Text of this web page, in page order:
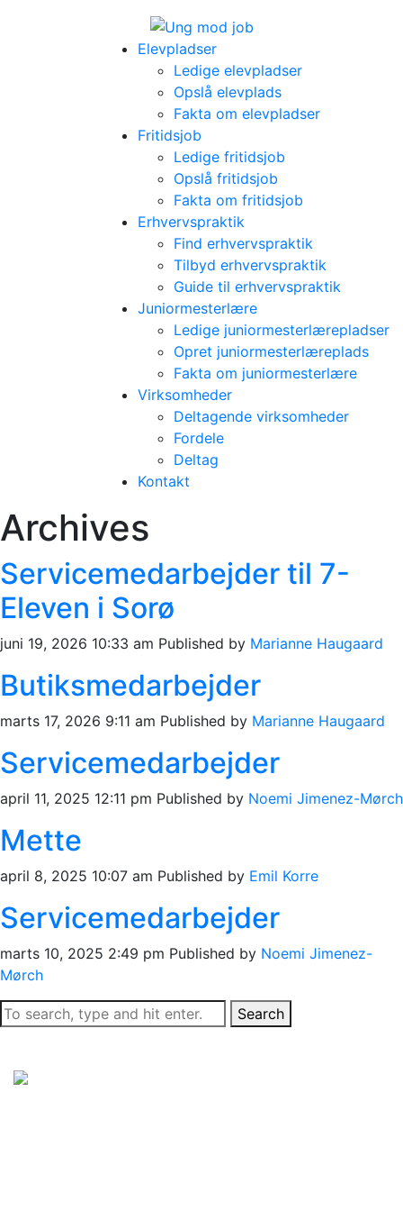
Elevpladser
Ledige elevpladser
Opslå elevplads
Fakta om elevpladser
Fritidsjob
Ledige fritidsjob
Opslå fritidsjob
Fakta om fritidsjob
Erhvervspraktik
Find erhvervspraktik
Tilbyd erhvervspraktik
Guide til erhvervspraktik
Juniormesterlære
Ledige juniormesterlærepladser
Opret juniormesterlæreplads
Fakta om juniormesterlære
Virksomheder
Deltagende virksomheder
Fordele
Deltag
Kontakt
Archives
Servicemedarbejder til 7-
Eleven i Sorø
juni 19, 2026 10:33 am Published by Marianne Haugaard
Butiksmedarbejder
marts 17, 2026 9:11 am Published by Marianne Haugaard
Servicemedarbejder
april 11, 2025 12:11 pm Published by Noemi Jimenez-Mørch
Mette
april 8, 2025 10:07 am Published by Emil Korre
Servicemedarbejder
marts 10, 2025 2:49 pm Published by Noemi Jimenez-
Mørch
Search